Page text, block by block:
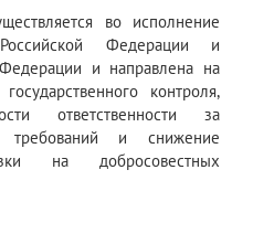
во исполнение
Федерации и
и направлена на
контроля,
ответственности за
требований и снижение
на добросовестных